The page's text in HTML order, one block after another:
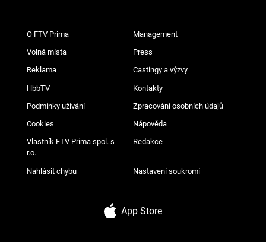
O FTV Prima Management
Volná místa Press
Reklama Castingy a výzvy
HbbTV Kontakty
Podmínky užívání Zpracování osobních údajů
Cookies Nápověda
Vlastník FTV Prima spol. s
r.o.
Redakce
Nahlásit chybu Nastavení soukromí
App Store